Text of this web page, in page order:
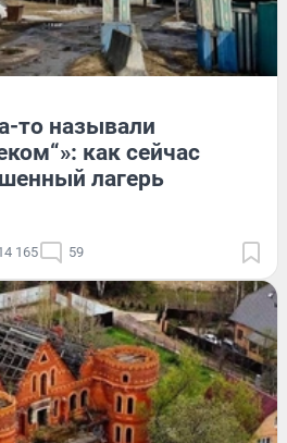
то называли
как сейчас
лагерь
165 59